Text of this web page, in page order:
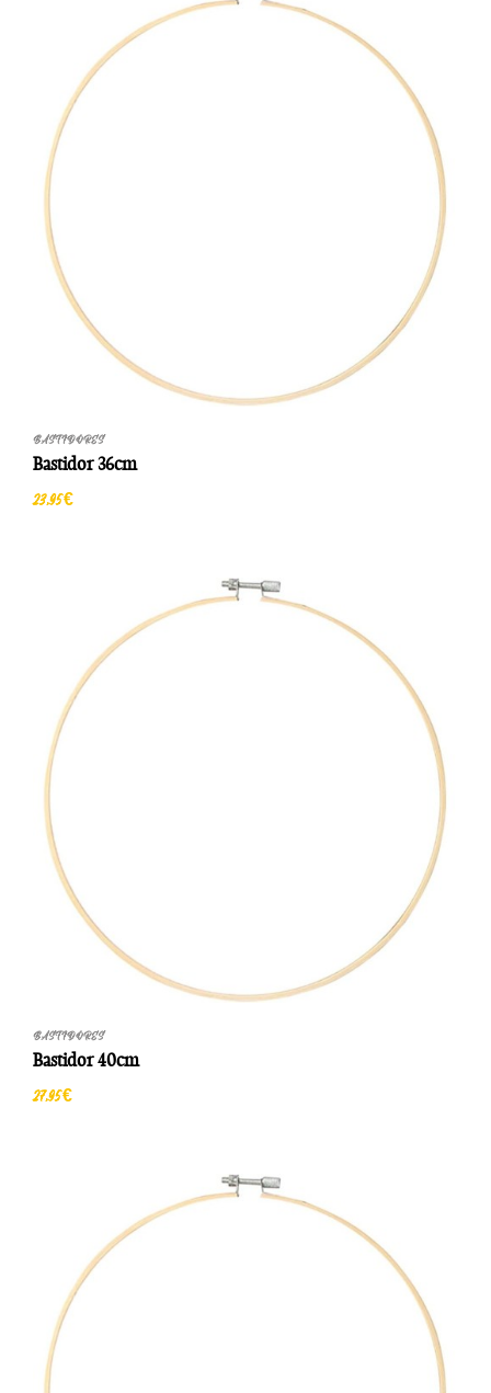
BASTIDORES
Bastidor 36cm
23,95 €
BASTIDORES
Bastidor 40cm
27,95 €